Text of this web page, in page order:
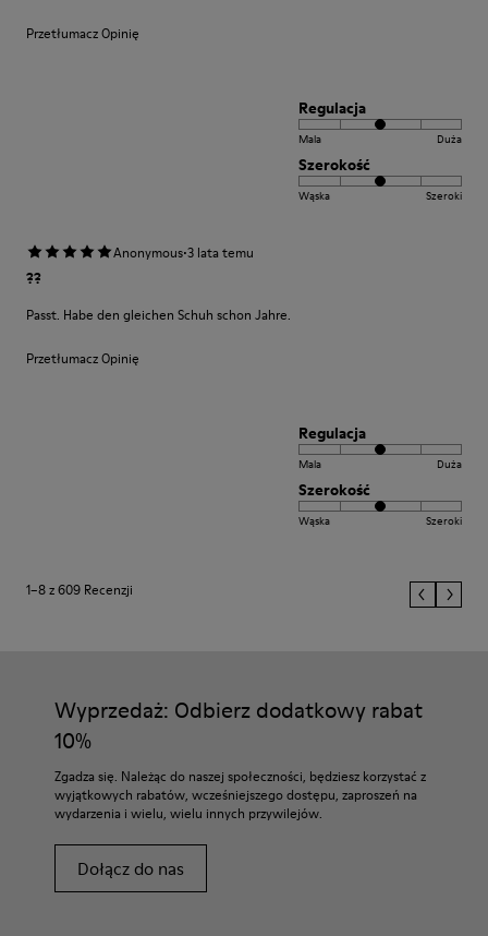
Przetłumacz Opinię
Regulacja
Mala Duża
Szerokość
Wąska Szeroki
Anonymous·3 lata temu
??
Passt. Habe den gleichen Schuh schon Jahre.
Przetłumacz Opinię
Regulacja
Mala Duża
Szerokość
Wąska Szeroki
1–8 z 609 Recenzji
Wyprzedaż: Odbierz dodatkowy rabat
10%
Zgadza się. Należąc do naszej społeczności, będziesz korzystać z
wyjątkowych rabatów, wcześniejszego dostępu, zaproszeń na
wydarzenia i wielu, wielu innych przywilejów.
Dołącz do nas